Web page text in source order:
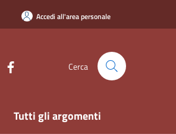
Accedi all'area personale
Cerca
Tutti gli argomenti